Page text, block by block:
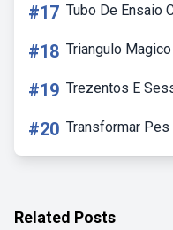
#17 Tubo De Ensaio
#18 Triangulo
#19 Trezentos E
#20 Transformar
Related Posts